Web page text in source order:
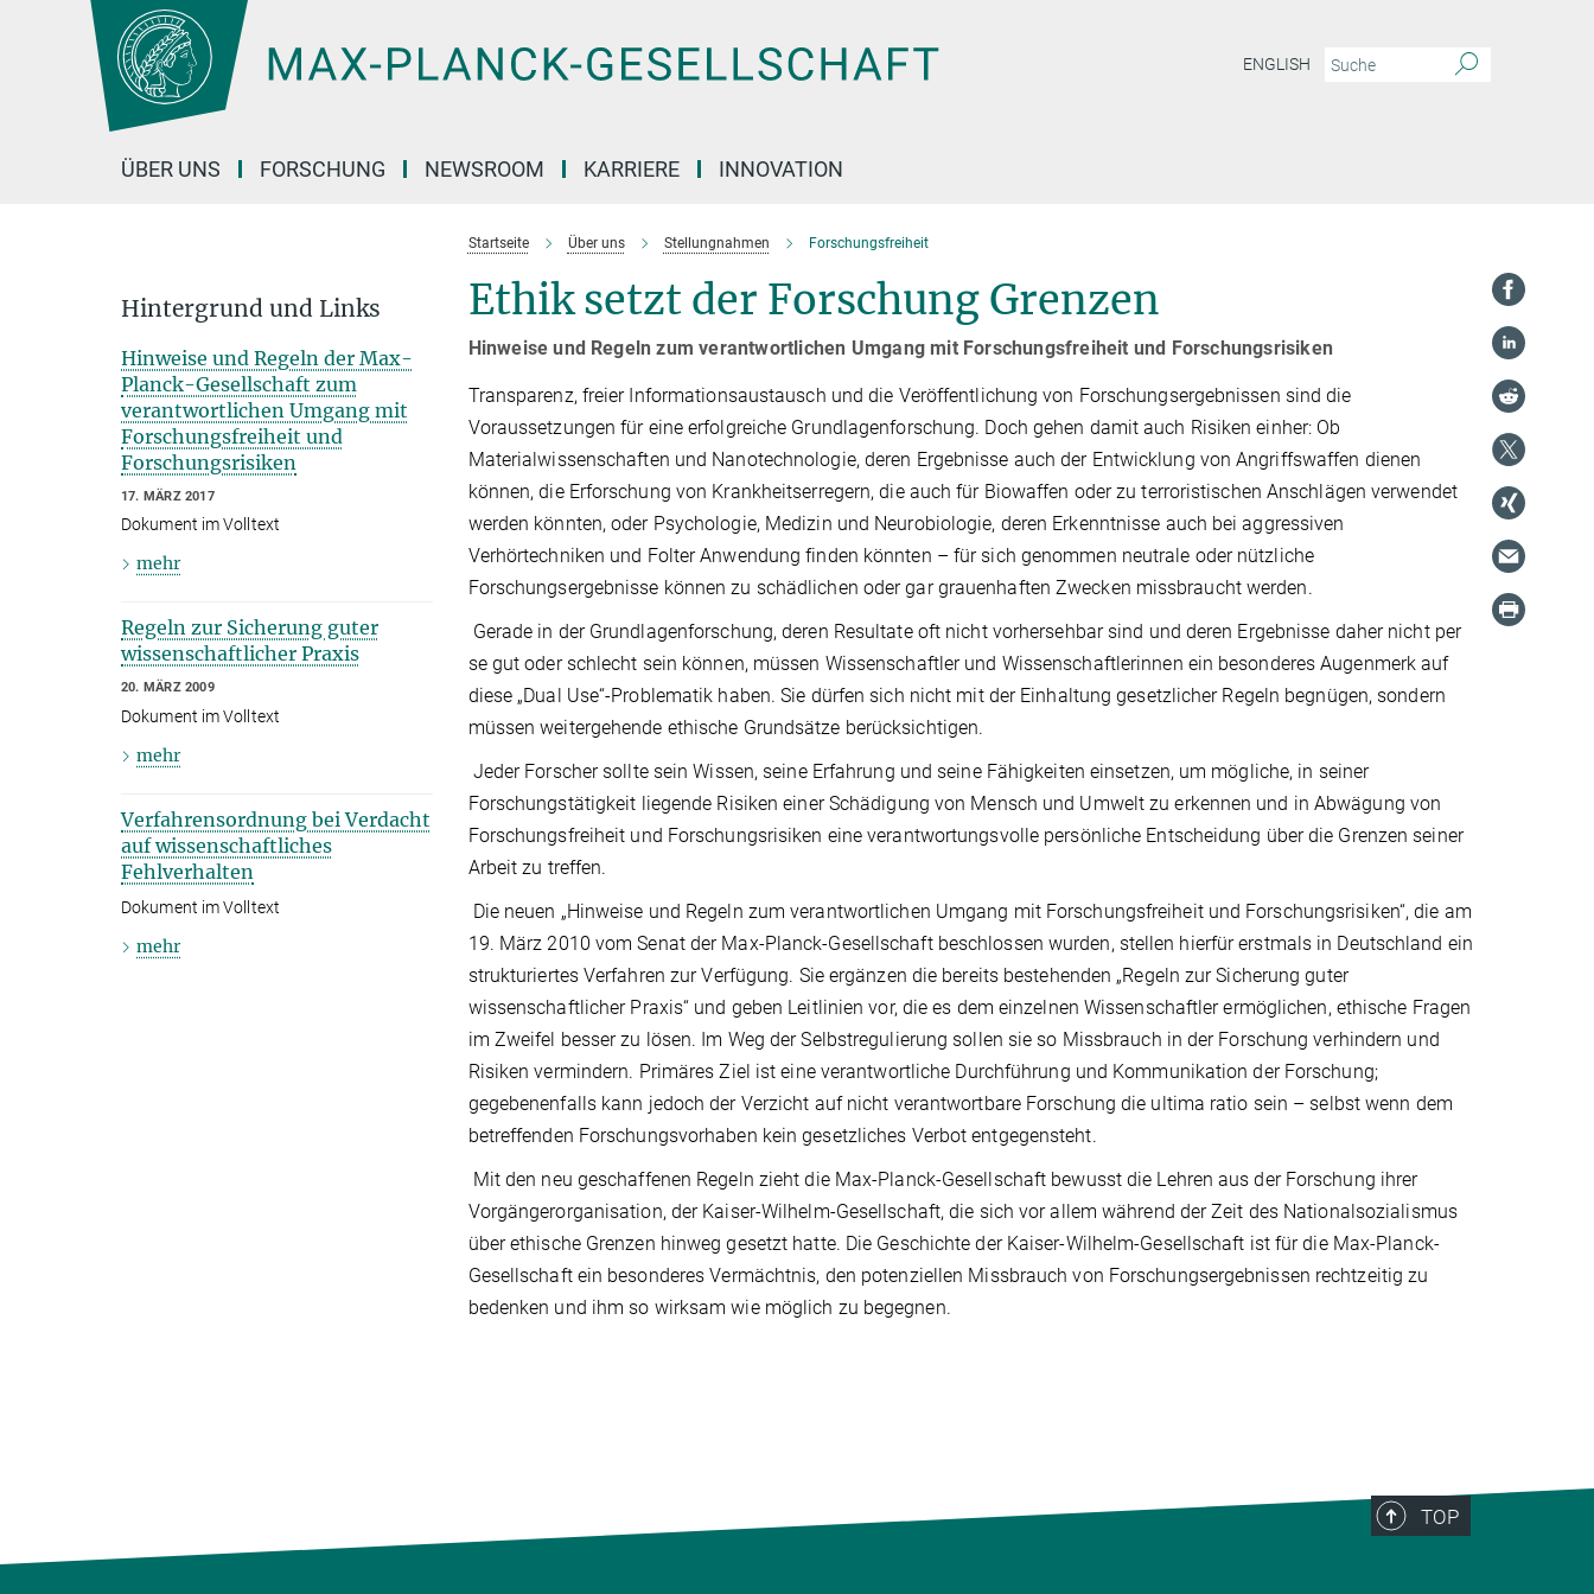
Hauptinhalt
ENGLISH
ÜBER UNS FORSCHUNG NEWSROOM KARRIERE INNOVATION
Startseite Über uns Stellungnahmen Forschungsfreiheit
Ethik setzt der Forschung Grenzen
Hinweise und Regeln zum verantwortlichen Umgang mit Forschungsfreiheit und Forschungsrisiken
Transparenz, freier Informationsaustausch und die Veröffentlichung von Forschungsergebnissen sind die
Voraussetzungen für eine erfolgreiche Grundlagenforschung. Doch gehen damit auch Risiken einher: Ob
Materialwissenschaften und Nanotechnologie, deren Ergebnisse auch der Entwicklung von Angriffswaffen dienen
können, die Erforschung von Krankheitserregern, die auch für Biowaffen oder zu terroristischen Anschlägen verwendet
werden könnten, oder Psychologie, Medizin und Neurobiologie, deren Erkenntnisse auch bei aggressiven
Verhörtechniken und Folter Anwendung finden könnten – für sich genommen neutrale oder nützliche
Forschungsergebnisse können zu schädlichen oder gar grauenhaften Zwecken missbraucht werden.
Gerade in der Grundlagenforschung, deren Resultate oft nicht vorhersehbar sind und deren Ergebnisse daher nicht per
se gut oder schlecht sein können, müssen Wissenschaftler und Wissenschaftlerinnen ein besonderes Augenmerk auf
diese „Dual Use“-Problematik haben. Sie dürfen sich nicht mit der Einhaltung gesetzlicher Regeln begnügen, sondern
müssen weitergehende ethische Grundsätze berücksichtigen.
Jeder Forscher sollte sein Wissen, seine Erfahrung und seine Fähigkeiten einsetzen, um mögliche, in seiner
Forschungstätigkeit liegende Risiken einer Schädigung von Mensch und Umwelt zu erkennen und in Abwägung von
Forschungsfreiheit und Forschungsrisiken eine verantwortungsvolle persönliche Entscheidung über die Grenzen seiner
Arbeit zu treffen.
Die neuen „Hinweise und Regeln zum verantwortlichen Umgang mit Forschungsfreiheit und Forschungsrisiken“, die am
19. März 2010 vom Senat der Max-Planck-Gesellschaft beschlossen wurden, stellen hierfür erstmals in Deutschland ein
strukturiertes Verfahren zur Verfügung. Sie ergänzen die bereits bestehenden „Regeln zur Sicherung guter
wissenschaftlicher Praxis“ und geben Leitlinien vor, die es dem einzelnen Wissenschaftler ermöglichen, ethische Fragen
im Zweifel besser zu lösen. Im Weg der Selbstregulierung sollen sie so Missbrauch in der Forschung verhindern und
Risiken vermindern. Primäres Ziel ist eine verantwortliche Durchführung und Kommunikation der Forschung;
gegebenenfalls kann jedoch der Verzicht auf nicht verantwortbare Forschung die ultima ratio sein – selbst wenn dem
betreffenden Forschungsvorhaben kein gesetzliches Verbot entgegensteht.
Mit den neu geschaffenen Regeln zieht die Max-Planck-Gesellschaft bewusst die Lehren aus der Forschung ihrer
Vorgängerorganisation, der Kaiser-Wilhelm-Gesellschaft, die sich vor allem während der Zeit des Nationalsozialismus
über ethische Grenzen hinweg gesetzt hatte. Die Geschichte der Kaiser-Wilhelm-Gesellschaft ist für die Max-Planck-
Gesellschaft ein besonderes Vermächtnis, den potenziellen Missbrauch von Forschungsergebnissen rechtzeitig zu
bedenken und ihm so wirksam wie möglich zu begegnen.
Hintergrund und Links
Hinweise und Regeln der Max-
Planck-Gesellschaft zum
verantwortlichen Umgang mit
Forschungsfreiheit und
Forschungsrisiken
17. MÄRZ 2017
Dokument im Volltext
mehr
Regeln zur Sicherung guter
wissenschaftlicher Praxis
20. MÄRZ 2009
Dokument im Volltext
mehr
Verfahrensordnung bei Verdacht
auf wissenschaftliches
Fehlverhalten
Dokument im Volltext
mehr
TOP